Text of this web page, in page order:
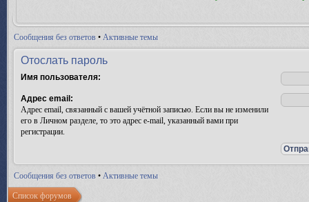
Сообщения без ответов • Активные темы
Отослать пароль
Имя пользователя:
Адрес email:
Адрес email, связанный с вашей учётной записью. Если вы не изменили
его в Личном разделе, то это адрес e-mail, указанный вами при
регистрации.
Сообщения без ответов • Активные темы
Список форумов